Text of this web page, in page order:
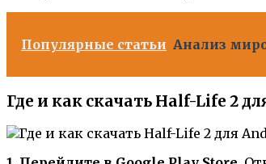
Популярные статьи Анализ
Где и как скачать Half-Life 2